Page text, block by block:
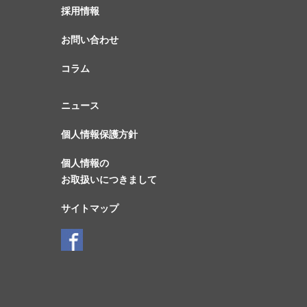
採用情報
お問い合わせ
コラム
ニュース
個人情報保護方針
個人情報の
お取扱いにつきまして
サイトマップ